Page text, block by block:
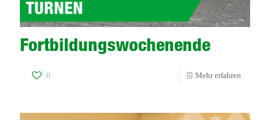
Fortbildungswochenende
0 Mehr erfahren